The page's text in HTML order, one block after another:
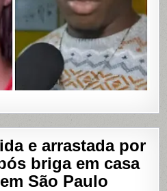
DE
VÍDEOS
ÍNTIMOS
EM
BAHIA
e arrastada por
briga em casa
São Paulo